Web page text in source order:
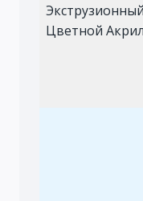
Экструзионный
Цветной Акрил